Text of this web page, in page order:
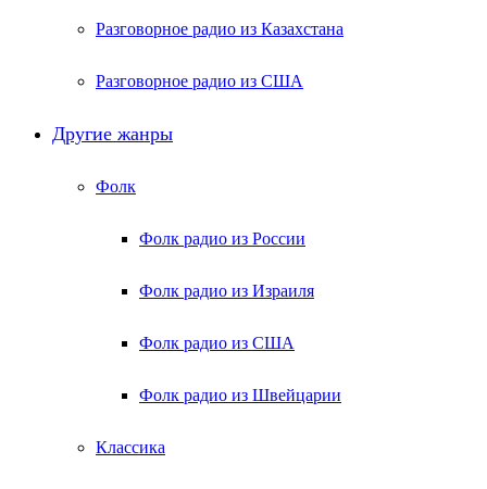
Разговорное радио из Казахстана
Разговорное радио из США
Другие жанры
Фолк
Фолк радио из России
Фолк радио из Израиля
Фолк радио из США
Фолк радио из Швейцарии
Классика